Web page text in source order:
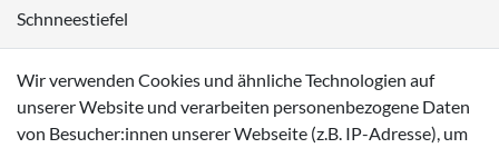
Schnneestiefel
Sneaker
Wir verwenden Cookies und ähnliche Technologien auf
unserer Website und verarbeiten personenbezogene Daten
von Besucher:innen unserer Webseite (z.B. IP-Adresse), um